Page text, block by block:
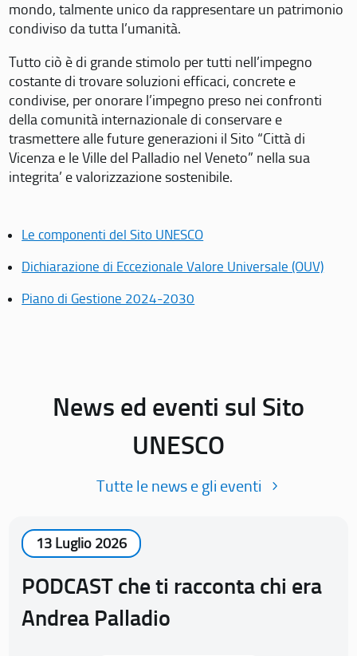
mondo, talmente unico da rappresentare un patrimonio
condiviso da tutta l’umanità.
Tutto ciò è di grande stimolo per tutti nell’impegno
costante di trovare soluzioni efficaci, concrete e
condivise, per onorare l’impegno preso nei confronti
della comunità internazionale di conservare e
trasmettere alle future generazioni il Sito “Città di
Vicenza e le Ville del Palladio nel Veneto” nella sua
integrita’ e valorizzazione sostenibile.
Le componenti del Sito UNESCO
Dichiarazione di Eccezionale Valore Universale (OUV)
Piano di Gestione 2024-2030
News ed eventi sul Sito
UNESCO
Tutte le news e gli eventi
13 Luglio 2026
PODCAST che ti racconta chi era
Andrea Palladio